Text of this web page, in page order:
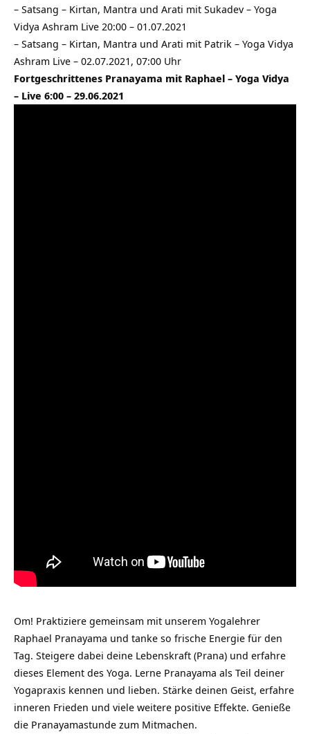
– Satsang – Kirtan, Mantra und Arati mit Sukadev – Yoga
Vidya Ashram Live 20:00 – 01.07.2021
– Satsang – Kirtan, Mantra und Arati mit Patrik – Yoga Vidya
Ashram Live – 02.07.2021, 07:00 Uhr
Fortgeschrittenes Pranayama mit Raphael – Yoga Vidya
– Live 6:00 – 29.06.2021
Om! Praktiziere gemeinsam mit unserem Yogalehrer
Raphael Pranayama und tanke so frische Energie für den
Tag. Steigere dabei deine Lebenskraft (Prana) und erfahre
dieses Element des Yoga. Lerne Pranayama als Teil deiner
Yogapraxis kennen und lieben. Stärke deinen Geist, erfahre
inneren Frieden und viele weitere positive Effekte. Genieße
die Pranayamastunde zum Mitmachen.